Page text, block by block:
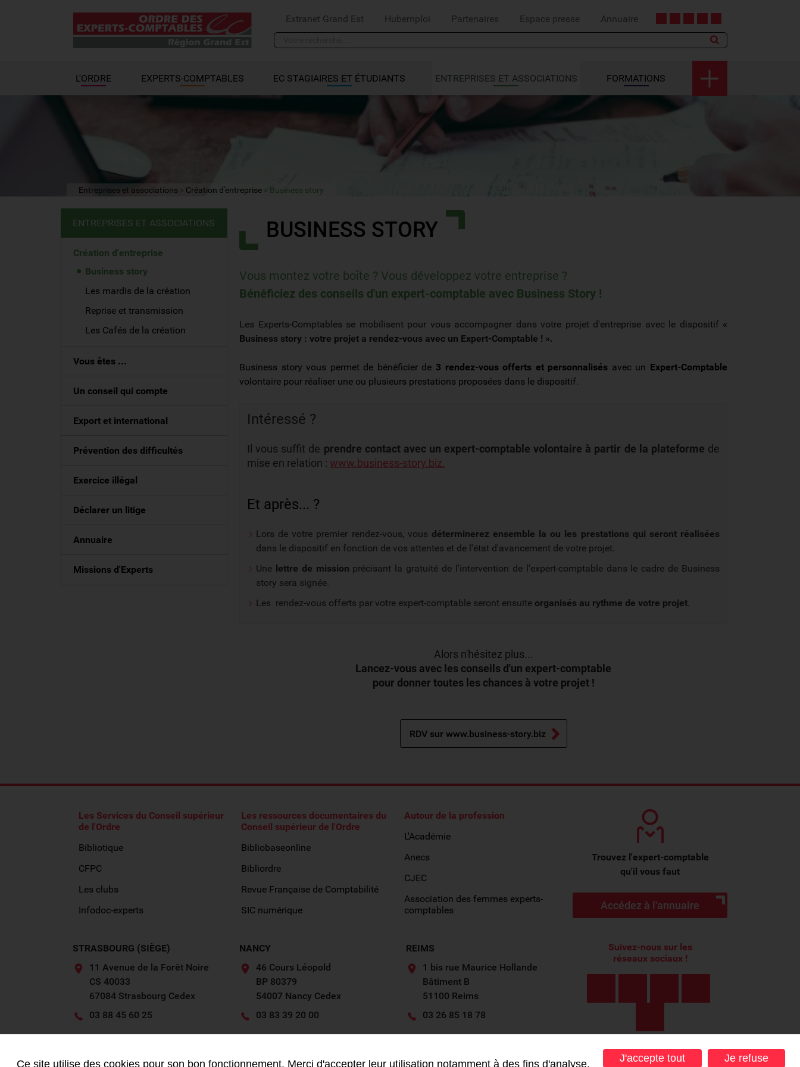
Ce site utilise des cookies pour son bon fonctionnement. Merci d'accepter leur utilisation notamment à des fins d'analyse, J'accepte tout Je refuse
Extranet Grand Est Hubemploi Partenaires Espace presse Annuaire
L'ORDRE EXPERTS-COMPTABLES EC STAGIAIRES ET ÉTUDIANTS ENTREPRISES ET ASSOCIATIONS FORMATIONS
Entreprises et associations Création d'entreprise Business story
BUSINESS STORY
Vous montez votre boîte ? Vous développez votre entreprise ?
Bénéficiez des conseils d'un expert-comptable avec Business Story !
Les Experts-Comptables se mobilisent pour vous accompagner dans votre projet d'entreprise avec le dispositif «
Business story : votre projet a rendez-vous avec un Expert-Comptable ! ».
Business story vous permet de bénéficier de 3 rendez-vous offerts et personnalisés avec un Expert-Comptable
volontaire pour réaliser une ou plusieurs prestations proposées dans le dispositif.
Intéressé ?
Il vous suffit de prendre contact avec un expert-comptable volontaire à partir de la plateforme de
mise en relation : www.business-story.biz.
Et après... ?
Lors de votre premier rendez-vous, vous déterminerez ensemble la ou les prestations qui seront réalisées
dans le dispositif en fonction de vos attentes et de l'état d'avancement de votre projet.
Une lettre de mission précisant la gratuité de l'intervention de l'expert-comptable dans le cadre de Business
story sera signée.
Les rendez-vous offerts par votre expert-comptable seront ensuite organisés au rythme de votre projet.
Alors n'hésitez plus...
Lancez-vous avec les conseils d'un expert-comptable
pour donner toutes les chances à votre projet !
RDV sur www.business-story.biz
ENTREPRISES ET ASSOCIATIONS
Création d'entreprise
Business story
Les mardis de la création
Reprise et transmission
Les Cafés de la création
Vous êtes ...
Un conseil qui compte
Export et international
Prévention des difficultés
Exercice illégal
Déclarer un litige
Annuaire
Missions d'Experts
Les Services du Conseil supérieur
de l'Ordre
Bibliotique
CFPC
Les clubs
Infodoc-experts
Les ressources documentaires du
Conseil supérieur de l'Ordre
Bibliobaseonline
Bibliordre
Revue Française de Comptabilité
SIC numérique
Autour de la profession
L'Académie
Anecs
CJEC
Association des femmes experts-
comptables
Trouvez l'expert-comptable
qu'il vous faut
Accédez à l'annuaire
STRASBOURG (SIÈGE)
11 Avenue de la Forêt Noire
CS 40033
67084 Strasbourg Cedex
03 88 45 60 25
NANCY
46 Cours Léopold
BP 80379
54007 Nancy Cedex
03 83 39 20 00
REIMS
1 bis rue Maurice Hollande
Bâtiment B
51100 Reims
03 26 85 18 78
Suivez-nous sur les
réseaux sociaux !